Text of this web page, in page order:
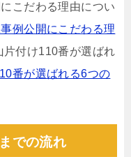
こだわる理由につい
例公開にこだわる理
片付け110番が選ばれ
番が選ばれる6つの
での流れ